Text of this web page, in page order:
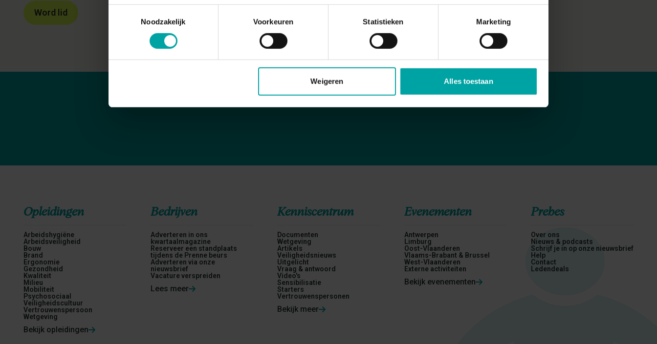
Noodzakelijk
Voorkeuren Statistieken Marketing
Weigeren Alles toestaan
Word lid
Opleidingen
Arbeidshygiëne
Arbeidsveiligheid
Bouw
Brand
Ergonomie
Gezondheid
Kwaliteit
Milieu
Mobiliteit
Psychosociaal
Veiligheidscultuur
Vertrouwenspersoon
Wetgeving
Bekijk opleidingen
Bedrijven
Adverteren in ons
kwartaalmagazine
Reserveer een standplaats
tijdens de Prenne beurs
Adverteren via onze
nieuwsbrief
Vacature verspreiden
Lees meer
Kenniscentrum
Documenten
Wetgeving
Artikels
Veiligheidsnieuws
Uitgelicht
Vraag & antwoord
Video's
Sensibilisatie
Starters
Vertrouwenspersonen
Bekijk meer
Evenementen
Antwerpen
Limburg
Oost-Vlaanderen
Vlaams-Brabant & Brussel
West-Vlaanderen
Externe activiteiten
Bekijk evenementen
Prebes
Over ons
Nieuws & podcasts
Schrijf je in op onze nieuwsbrief
Help
Contact
Ledendeals